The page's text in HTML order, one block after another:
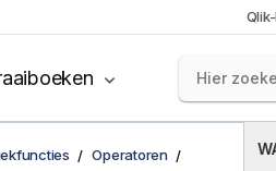
Operatoren